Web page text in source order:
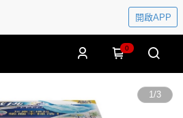
開啟APP
0
1/3